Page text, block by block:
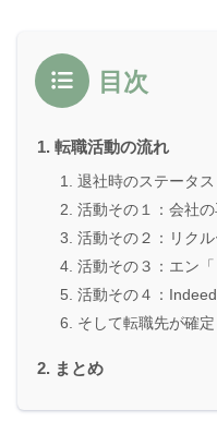
目次
転職活動の流れ
退社時のステータス
活動その１：会社
活動その２：リク
活動その３：エン「
活動その４：Indeed
そして転職先が確定
まとめ